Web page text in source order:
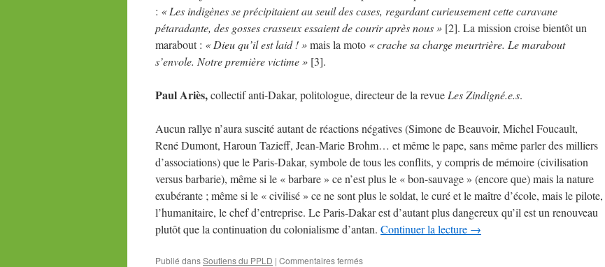
: « Les indigènes se précipitaient au seuil des cases, regardant curieusement cette caravane
pétaradante, des gosses crasseux essaient de courir après nous » [2]. La mission croise bientôt un
marabout : « Dieu qu’il est laid ! »mais la moto « crache sa charge meurtrière. Le marabout
s’envole. Notre première victime » [3].
Paul Ariès,collectif anti-Dakar, politologue, directeur de la revue Les Zindigné.e.s.
Aucun rallye n’aura suscité autant de réactions négatives (Simone de Beauvoir, Michel Foucault,
René Dumont, Haroun Tazieff, Jean-Marie Brohm… et même le pape, sans même parler des milliers
d’associations) que le Paris-Dakar, symbole de tous les conflits, y compris de mémoire (civilisation
versus barbarie), même si le « barbare » ce n’est plus le « bon-sauvage » (encore que) mais la nature
exubérante ; même si le « civilisé » ce ne sont plus le soldat, le curé et le maître d’école, mais le pilote,
l’humanitaire, le chef d’entreprise. Le Paris-Dakar est d’autant plus dangereux qu’il est un renouveau
plutôt que la continuation du colonialisme d’antan. Continuer la lecture →
Publié dansSoutiens du PPLD | Commentaires ferméssur